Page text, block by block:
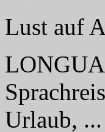
Lust auf
LONGUA
Urlaub, ...